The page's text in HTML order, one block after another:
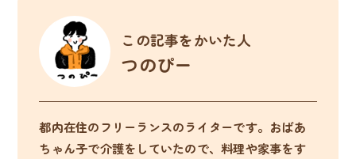
この記事をかいた人
つのぴー
都内在住のフリーランスのライターです。おばあ
ちゃん子で介護をしていたので、料理や家事をす